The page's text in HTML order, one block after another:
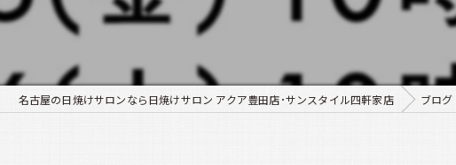
名古屋の日焼けサロンなら日焼けサロン アクア豊田店･サンスタイル四軒家店 ブログ